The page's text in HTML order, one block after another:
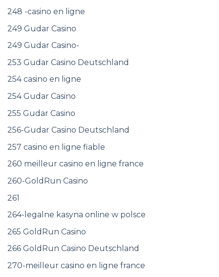
248 -casino en ligne
249 Gudar Casino
249 Gudar Casino-
253 Gudar Casino Deutschland
254 casino en ligne
254 Gudar Casino
255 Gudar Casino
256-Gudar Casino Deutschland
257 casino en ligne fiable
260 meilleur casino en ligne france
260-GoldRun Casino
261
264-legalne kasyna online w polsce
265 GoldRun Casino
266 GoldRun Casino Deutschland
270-meilleur casino en ligne france